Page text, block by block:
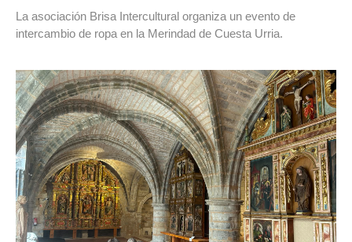
La asociación Brisa Intercultural organiza un evento de
intercambio de ropa en la Merindad de Cuesta Urria.